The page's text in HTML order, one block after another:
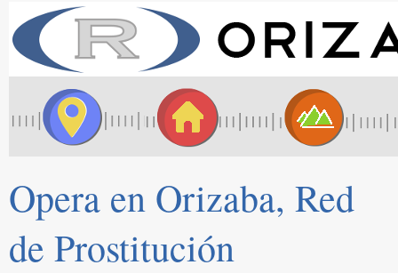
Opera en Orizaba, Red
de Prostitución